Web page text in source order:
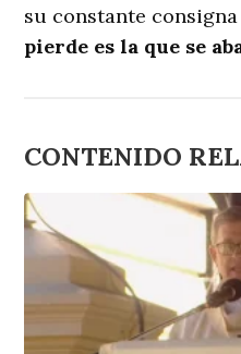
su constante
pierde es la que se
CONTENIDO